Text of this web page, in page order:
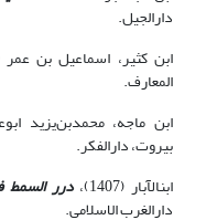
دارالجیل.
ابن کثیر، اسماعیل بن عمر
المعارف.
ابن ماجه، محمدبن‌یزید
بیروت، دارالفکر.
ابن‏الآبار (1407)،
درر السمط
دارالغرب الاسلامی.